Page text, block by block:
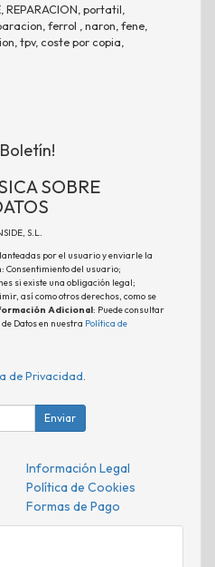
REPARACION, portatil,
ferrol , naron, fene,
tpv, coste por copia,
SOBRE
S.L.
por el usuario y enviarle la
: Consentimiento del usuario;
si existe una obligación legal;
así como otros derechos, como se
Adicional: Puede consultar
Datos en nuestra Política de
de Privacidad
Enviar
Información Legal
Política de Cookies
Formas de Pago